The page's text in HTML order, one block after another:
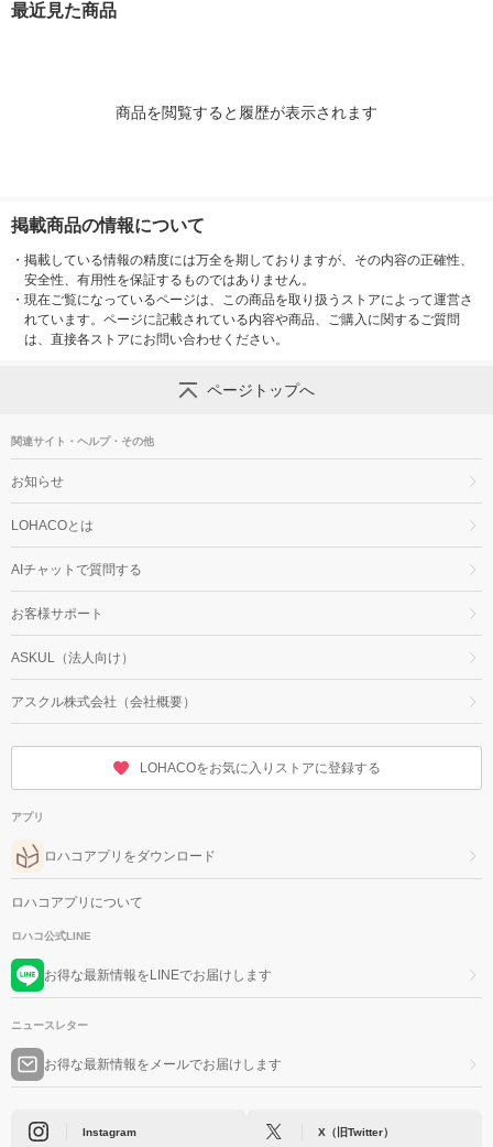
最近見た商品
商品を閲覧すると履歴が表示されます
掲載商品の情報について
・ 掲載している情報の精度には万全を期しておりますが、その内容の正確性、
安全性、有用性を保証するものではありません。
・ 現在ご覧になっているページは、この商品を取り扱うストアによって運営さ
れています。ページに記載されている内容や商品、ご購入に関するご質問
は、直接各ストアにお問い合わせください。
ページトップへ
関連サイト・ヘルプ・その他
お知らせ
LOHACOとは
AIチャットで質問する
お客様サポート
ASKUL（法人向け）
アスクル株式会社（会社概要）
LOHACOをお気に入りストアに登録する
アプリ
ロハコアプリをダウンロード
ロハコアプリについて
ロハコ公式LINE
お得な最新情報をLINEでお届けします
ニュースレター
お得な最新情報をメールでお届けします
Instagram X（旧Twitter）